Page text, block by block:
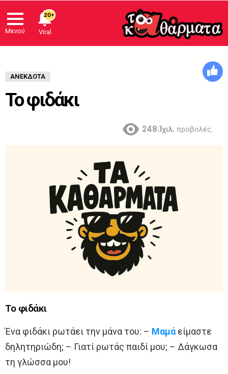
Μενού
ΑΝΈΚΔΟΤΑ
Το φιδάκι
248.1χιλ. προβολές.
Το φιδάκι
Ένα φιδάκι ρωτάει την μάνα του: – Μαμάείμαστε
δηλητηριώδη; – Γιατί ρωτάς παιδί μου; – Δάγκωσα
τη γλώσσα μου!
20+
Viral